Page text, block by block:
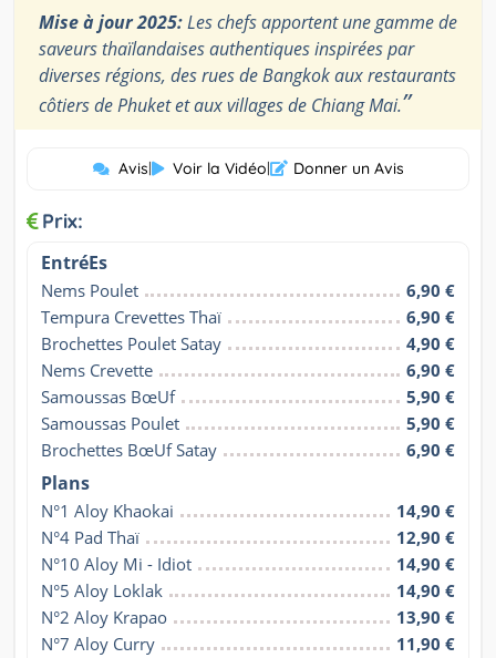
Mise à jour 2025:Les chefs apportent une gamme de
saveurs thaïlandaises authentiques inspirées par
diverses régions, des rues de Bangkok aux restaurants
côtiers de Phuket et aux villages de Chiang Mai.”
Avis| Voir la Vidéo| Donner un Avis
Prix:
EntréEs
Nems Poulet
6,90 €
Tempura Crevettes Thaï
6,90 €
Brochettes Poulet Satay
4,90 €
Nems Crevette
6,90 €
Samoussas BœUf
5,90 €
Samoussas Poulet
5,90 €
Brochettes BœUf Satay
6,90 €
Plans
N°1 Aloy Khaokai
14,90 €
N°4 Pad Thaï
12,90 €
N°10 Aloy Mi - Idiot
14,90 €
N°5 Aloy Loklak
14,90 €
N°2 Aloy Krapao
13,90 €
N°7 Aloy Curry
11,90 €